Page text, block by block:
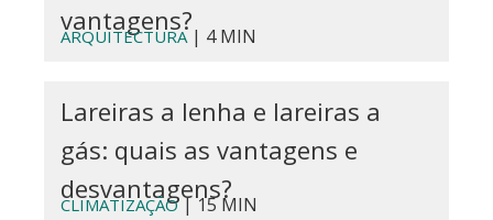
vantagens?
ARQUITECTURA| 4 MIN
Lareiras a lenha e lareiras a
gás: quais as vantagens e
desvantagens?
CLIMATIZAÇÃO| 15 MIN